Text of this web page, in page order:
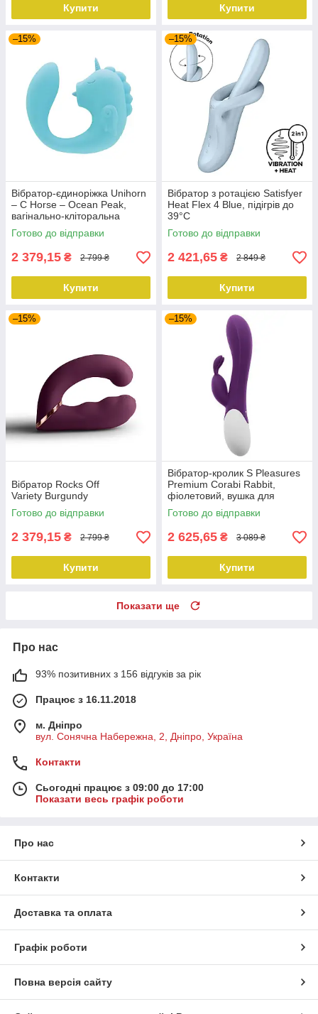
Купити Купити
–15%
Вібратор-єдиноріжка Unihorn
– C Horse – Ocean Peak,
вагінально-кліторальна
стимуляція, 2 мотори по 10
режимів
Готово до відправки
2 379,15 ₴ 2 799 ₴
Купити
–15%
Вібратор з ротацією Satisfyer
Heat Flex 4 Blue, підігрів до
39°C
Готово до відправки
2 421,65 ₴ 2 849 ₴
Купити
–15%
Вібратор Rocks Off
Variety Burgundy
Готово до відправки
2 379,15 ₴ 2 799 ₴
Купити
–15%
Вібратор-кролик S Pleasures
Premium Corabi Rabbit,
фіолетовий, вушка для
клітора, 16 режимів, нагрів
Готово до відправки
2 625,65 ₴ 3 089 ₴
Купити
Показати ще
Про нас
93% позитивних з 156 відгуків за рік
Працює з 16.11.2018
м. Дніпро
вул. Сонячна Набережна, 2, Дніпро, Україна
Контакти
Сьогодні працює з 09:00 до 17:00
Показати весь графік роботи
Про нас
Контакти
Доставка та оплата
Графік роботи
Повна версія сайту